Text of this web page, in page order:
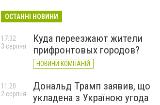
ОСТАННІ НОВИНИ
Куда переезжают жители
прифронтовых городов?
НОВИНИ КОМПАНІЙ
17:32
3 серпня
Дональд Трамп заявив, що
укладена з Україною угода
11:20
2 серпня